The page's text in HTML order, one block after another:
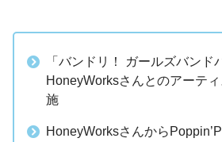
「バンドリ！ ガールズバンド
HoneyWorksさんとのアーテ
施
HoneyWorksさんから